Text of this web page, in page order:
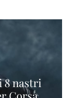
8 nastri